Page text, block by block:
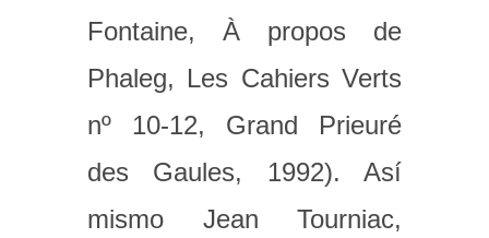
Fontaine, À propos de
Phaleg, Les Cahiers Verts
nº 10-12, Grand Prieuré
des Gaules, 1992). Así
mismo Jean Tourniac,